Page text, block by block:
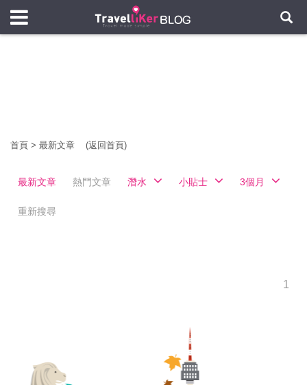
首頁 > 最新文章 (返回首頁)
最新文章 熱門文章 潛水 小貼士 3個月
重新搜尋
1